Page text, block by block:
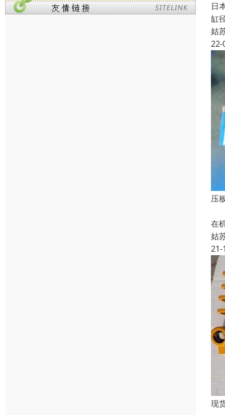
日
缸
姑
22-
压
在
姑
21-
现